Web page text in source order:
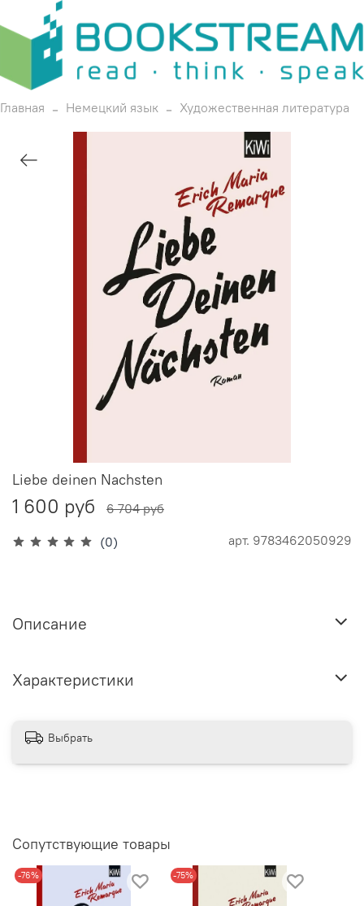
Главная Немецкий язык Художественная литература
(0) арт. 9783462050929
Liebe deinen Nachsten
1 600 руб 6 704 руб
Описание
Характеристики
Выбрать
Сопутствующие товары
-76% -75%